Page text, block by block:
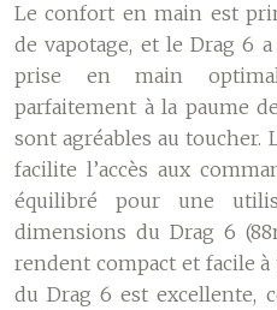
Le confort en main est
de vapotage, et le Drag 6
prise en main
parfaitement à la paume
sont agréables au toucher.
facilite l’accès aux
équilibré pour une
dimensions du Drag 6
rendent compact et facile
du Drag 6 est excellente,